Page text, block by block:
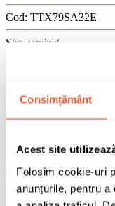
Consimțământ
Acest site
Folosim cookie-uri
anunțurile, pentru
Cod: TTX79SA32E
Stoc epuizat
Adaugă în coș
0 buc disponibile
Sunt de acord cu
personal.